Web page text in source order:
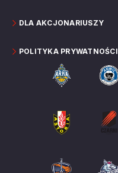
DLA AKCJONARIUSZY
POLITYKA PRYWATNOŚCI